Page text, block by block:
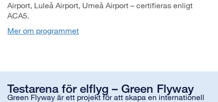
Airport, Luleå Airport, Umeå Airport – certifieras enligt
ACA5.
Mer om programmet
Testarena för elflyg – Green Flyway
Green Flyway är ett projekt för att skapa en internationell